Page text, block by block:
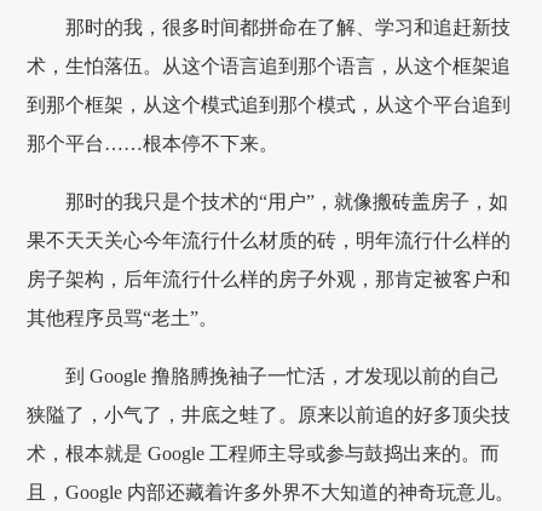
那时的我，很多时间都拼命在了解、学习和追赶新技
术，生怕落伍。从这个语言追到那个语言，从这个框架追
到那个框架，从这个模式追到那个模式，从这个平台追到
那个平台……根本停不下来。
那时的我只是个技术的“用户”，就像搬砖盖房子，如
果不天天关心今年流行什么材质的砖，明年流行什么样的
房子架构，后年流行什么样的房子外观，那肯定被客户和
其他程序员骂“老土”。
到 Google 撸胳膊挽袖子一忙活，才发现以前的自己
狭隘了，小气了，井底之蛙了。原来以前追的好多顶尖技
术，根本就是 Google 工程师主导或参与鼓捣出来的。而
且，Google 内部还藏着许多外界不大知道的神奇玩意儿。